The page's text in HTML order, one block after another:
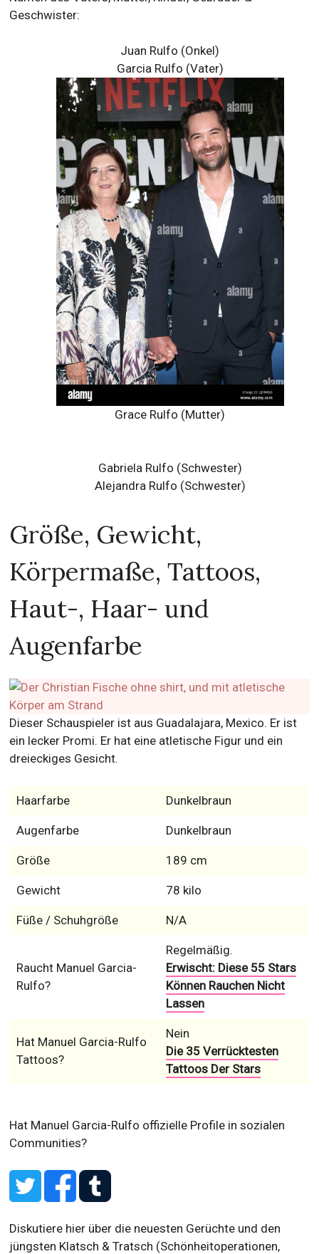
Geschwister:
Juan Rulfo (Onkel)
Garcia Rulfo (Vater)
Grace Rulfo (Mutter)
Gabriela Rulfo (Schwester)
Alejandra Rulfo (Schwester)
Größe, Gewicht,
Körpermaße, Tattoos,
Haut-, Haar- und
Augenfarbe
Dieser Schauspieler ist aus Guadalajara, Mexico. Er ist
ein lecker Promi. Er hat eine atletische Figur und ein
dreieckiges Gesicht.
Haarfarbe Dunkelbraun
Augenfarbe Dunkelbraun
Größe 189 cm
Gewicht 78 kilo
Füße / Schuhgröße N/A
Raucht Manuel Garcia-
Rulfo?
Regelmäßig.
Erwischt: Diese 55 Stars
Können Rauchen Nicht
Lassen
Hat Manuel Garcia-Rulfo
Tattoos?
Nein
Die 35 Verrücktesten
Tattoos Der Stars
Hat Manuel Garcia-Rulfo offizielle Profile in sozialen
Communities?
Diskutiere hier über die neuesten Gerüchte und den
jüngsten Klatsch & Tratsch (Schönheitoperationen,